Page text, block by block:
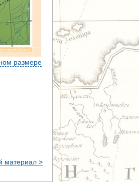
размере
материал >